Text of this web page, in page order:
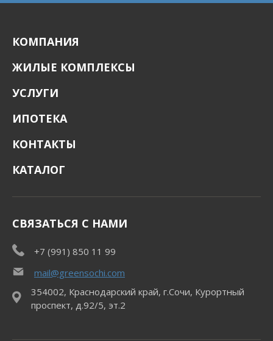
КОМПАНИЯ
ЖИЛЫЕ КОМПЛЕКСЫ
УСЛУГИ
ИПОТЕКА
КОНТАКТЫ
КАТАЛОГ
СВЯЗАТЬСЯ С НАМИ
+7 (991) 850 11 99
mail@greensochi.com
354002, Краснодарский край, г.Сочи, Курортный
проспект, д.92/5, эт.2